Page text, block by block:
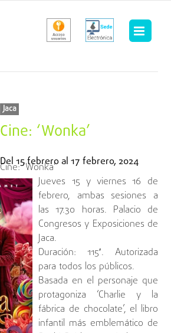
Jaca
Cine: ‘Wonka’
Del15 febrero al17 febrero, 2024
Cine: ‘Wonka’
Jueves 15 y viernes 16 de
febrero, ambas sesiones a
las 17.30 horas. Palacio de
Congresos y Exposiciones de
Jaca.
Duración: 115′. Autorizada
para todos los públicos.
Basada en el personaje que
protagoniza ‘Charlie y la
fábrica de chocolate’, el libro
infantil más emblemático de